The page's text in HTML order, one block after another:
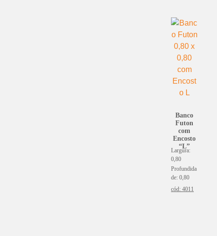
Banco
Futon
com
Encosto
“L”
Largura:
0,80
Profundida
de: 0,80
cód: 4011